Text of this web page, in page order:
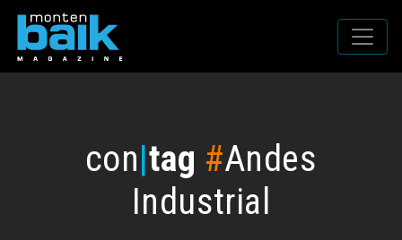
con|tag #Andes
Industrial